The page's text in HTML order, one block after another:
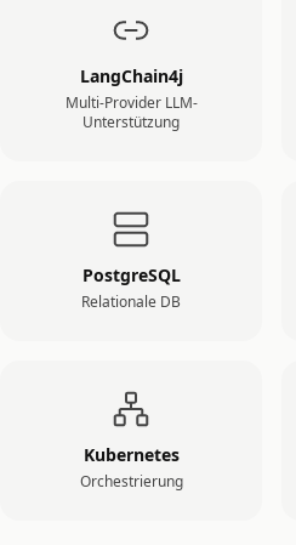
LangChain4j
Multi-Provider LLM-
Unterstützung
PostgreSQL
Relationale DB
Kubernetes
Orchestrierung